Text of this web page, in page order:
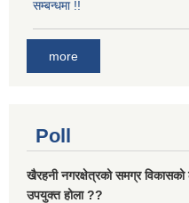
सम्बन्धमा !!
more
Poll
खैरहनी नगरक्षेत्रको समग्र विकासको
उपयुक्त होला ??